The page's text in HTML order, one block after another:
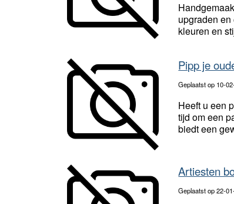
upgraden
kleuren en
Pipp je
Geplaatst op 10-
Heeft u een
tijd om een
biedt een
Artiesten
Geplaatst op 22-